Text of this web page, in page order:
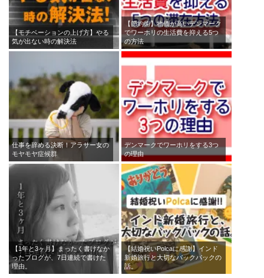
【モチベーションの上げ方】やる
気が出ない時の解決法
【節約術】物価が高いデンマーク
でワーホリの生活費を抑える5つ
の方法
仕事を辞める決断！アラサー女の
モヤモヤ症候群
デンマークでワーホリをする3つ
の理由
【1年と3ヶ月】まったく書けなか
ったブログが、7日連続で書けた
理由。
【結婚祝いPolcaに感謝】インド
新婚旅行と大切なバックパックの
話。